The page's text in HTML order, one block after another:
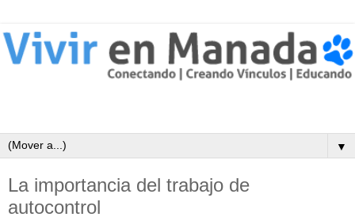
▼
La importancia del trabajo de
autocontrol